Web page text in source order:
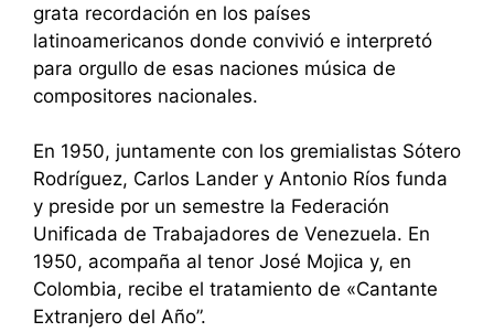
grata recordación en los países
latinoamericanos donde convivió e interpretó
para orgullo de esas naciones música de
compositores nacionales.
En 1950, juntamente con los gremialistas Sótero
Rodríguez, Carlos Lander y Antonio Ríos funda
y preside por un semestre la Federación
Unificada de Trabajadores de Venezuela. En
1950, acompaña al tenor José Mojica y, en
Colombia, recibe el tratamiento de «Cantante
Extranjero del Año”.